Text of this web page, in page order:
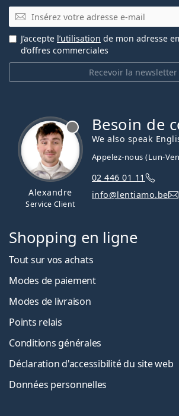
E-mail
Recevoir la newsletter
J’accepte l’utilisation de mon adresse
d’offres commerciales
Alexandre
Service Client
Besoin de
We also speak
Appelez-nous (Lun-
02 446 01 11
info@lentiamo.be
Shopping en ligne
Tout sur vos achats
Modes de paiement
Modes de livraison
Points relais
Conditions générales
Déclaration d'accessibilité du site web
Données personnelles